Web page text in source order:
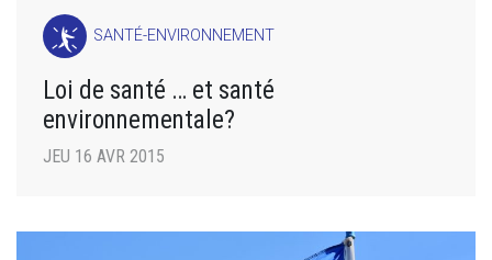
SANTÉ-ENVIRONNEMENT
Loi de santé … et santé
environnementale?
JEU 16 AVR 2015